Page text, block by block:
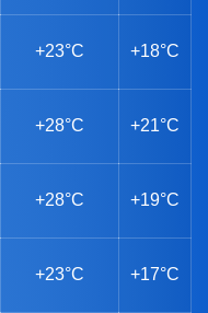
+23°C +18°C
+28°C +21°C
+28°C +19°C
+23°C +17°C